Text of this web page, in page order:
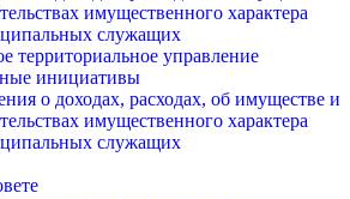
имущественного характера
служащих
территориальное управление
инициативы
о доходах, расходах, об имуществе и
имущественного характера
служащих